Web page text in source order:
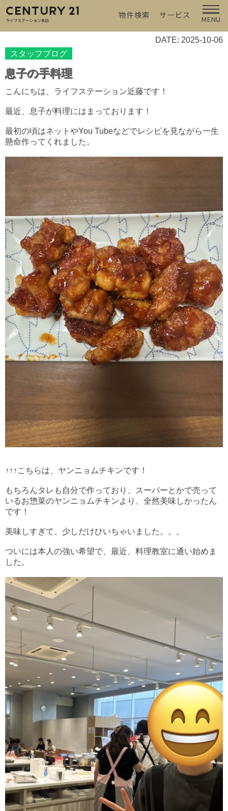
物件検索 サービス MENU
DATE: 2025-10-06
スタッフブログ
息子の手料理
こんにちは、ライフステーション近藤です！
最近、息子が料理にはまっております！
最初の頃はネットやYou Tubeなどでレシピを見ながら一生
懸命作ってくれました。
↑↑↑ こちらは、ヤンニョムチキンです！
もちろんタレも自分で作っており、スーパーとかで売って
いるお惣菜のヤンニョムチキンより、全然美味しかったん
です！
美味しすぎて、少しだけひいちゃいました。。。
ついには本人の強い希望で、最近、料理教室に通い始めま
した。